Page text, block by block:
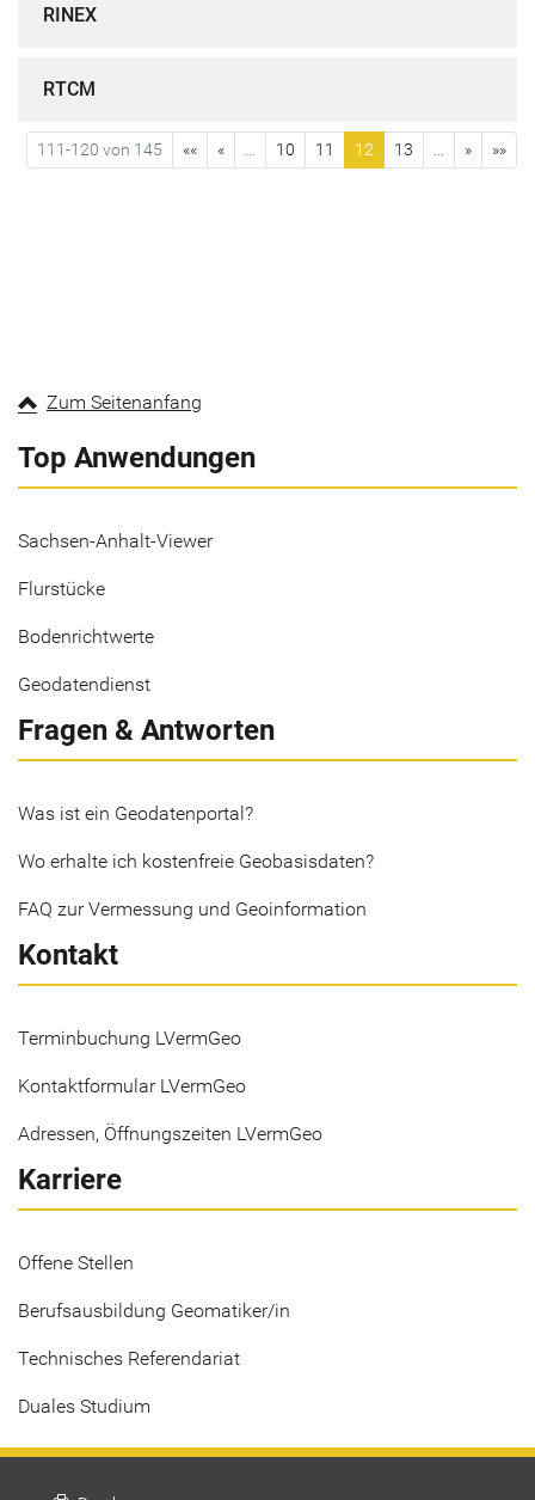
RINEX
RTCM
111-120 von 145 «« « 10 11 12 13 » »»
Zum Seitenanfang
Top Anwendungen
Sachsen-Anhalt-Viewer
Flurstücke
Bodenrichtwerte
Geodatendienst
Fragen & Antworten
Was ist ein Geodatenportal?
Wo erhalte ich kostenfreie Geobasisdaten?
FAQ zur Vermessung und Geoinformation
Kontakt
Terminbuchung LVermGeo
Kontaktformular LVermGeo
Adressen, Öffnungszeiten LVermGeo
Karriere
Offene Stellen
Berufsausbildung Geomatiker/in
Technisches Referendariat
Duales Studium